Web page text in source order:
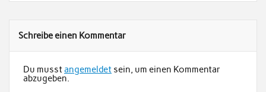
Schreibe einen Kommentar
Du musstangemeldetsein, um einen Kommentar
abzugeben.